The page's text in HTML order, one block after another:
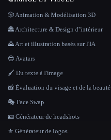
🎲 Animation & Modélisation 3D
🏯 Architecture & Design d''intérieur
🌄 Art et illustration basés sur l'IA
😎 Avatars
🖌️ Du texte à l'image
📸 Évaluation du visage et de la beauté
🎭 Face Swap
🪪 Générateur de headshots
⚜️ Générateur de logos